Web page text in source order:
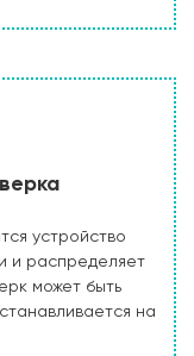
устройство
и распределяет
может быть
на